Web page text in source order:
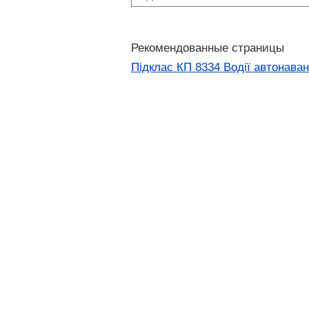
Рекомендованные страницы
Підклас КП 8334 Водії